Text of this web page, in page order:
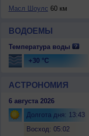
Масл Шоулс 60 км
ВОДОЕМЫ
Температура воды
+30 °C
АСТРОНОМИЯ
6 августа 2026
Долгота дня: 13:43
Восход: 05:02